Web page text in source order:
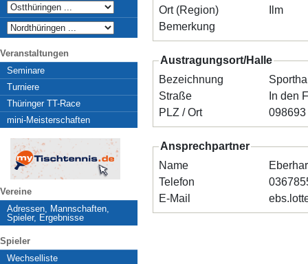
Veranstaltungen
Seminare
Turniere
Thüringer TT-Race
mini-Meisterschaften
Vereine
Adressen, Mannschaften,
Spieler, Ergebnisse
Spieler
Wechselliste
Ort (Region)
Ilm
Bemerkung
Austragungsort/Halle
Bezeichnung
Straße
In den
PLZ / Ort
Ansprechpartner
Name
Telefon
E-Mail